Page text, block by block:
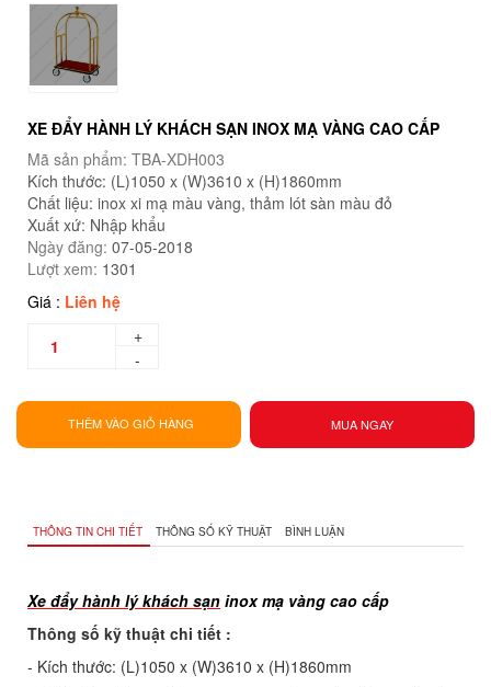
XE ĐẨY HÀNH LÝ KHÁCH SẠN INOX MẠ VÀNG CAO CẤP
Mã sản phẩm: TBA-XDH003
Kích thước: (L)1050 x (W)3610 x (H)1860mm
Chất liệu: inox xi mạ màu vàng, thảm lót sàn màu đỏ
Xuất xứ: Nhập khẩu
Ngày đăng: 07-05-2018
Lượt xem: 1301
Giá : Liên hệ
+
-
THÊM VÀO GIỎ HÀNG MUA NGAY
THÔNG TIN CHI TIẾT THÔNG SỐ KỸ THUẬT BÌNH LUẬN
Xe đẩy hành lý khách sạn inox mạ vàng cao cấp
Thông số kỹ thuật chi tiết :
- Kích thước: (L)1050 x (W)3610 x (H)1860mm